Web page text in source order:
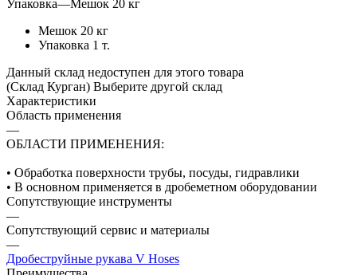
Упаковка—Мешок 20 кг
Мешок 20 кг
Упаковка 1 т.
Данный склад недоступен для этого товара
(Склад Курган) Выберите другой склад
Характеристики
Область применения
—
ОБЛАСТИ ПРИМЕНЕНИЯ:
• Обработка поверхности трубы, посуды, гидравлики
• В основном применяется в дробеметном оборудовании
Сопутствующие инструменты
—
Сопутствующий сервис и материалы
—
Дробеструйные рукава V Hoses